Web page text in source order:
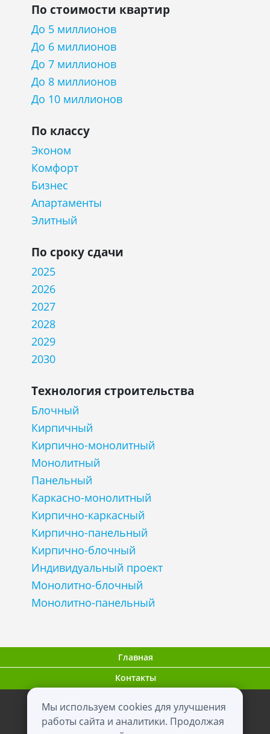
Мы используем cookies для улучшения
работы сайта и аналитики. Продолжая
По стоимости квартир
До 5 миллионов
До 6 миллионов
До 7 миллионов
До 8 миллионов
До 10 миллионов
По классу
Эконом
Комфорт
Бизнес
Апартаменты
Элитный
По сроку сдачи
2025
2026
2027
2028
2029
2030
Технология строительства
Блочный
Кирпичный
Кирпично-монолитный
Монолитный
Панельный
Каркасно-монолитный
Кирпично-каркасный
Кирпично-панельный
Кирпично-блочный
Индивидуальный проект
Монолитно-блочный
Монолитно-панельный
Главная
Контакты
ООО "ВНовостройке.ру"